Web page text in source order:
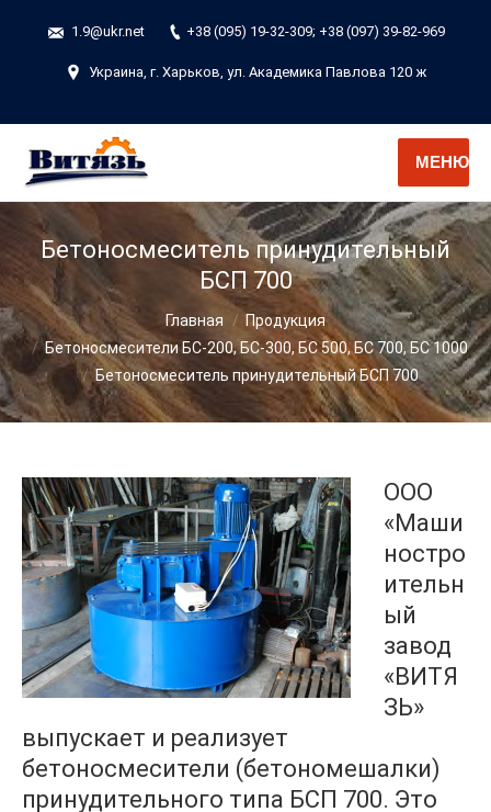
1.9@ukr.net +38 (095) 19-32-309; +38 (097) 39-82-969
Украина, г. Харьков, ул. Академика Павлова 120 ж
МЕНЮ
Бетоносмеситель принудительный
БСП 700
Вы здесь: Главная
Продукция
Бетоносмесители БС-200, БС-300, БС 500, БС 700, БС 1000
Бетоносмеситель принудительный БСП 700
ООО
«Маши
ностро
ительн
ый
завод
«ВИТЯ
ЗЬ»
выпускает и реализует
бетоносмесители (бетономешалки)
принудительного типа БСП 700. Это